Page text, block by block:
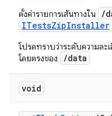
ตั้งค่ารายการเส้นทางใน /
ITestsZipInstaller
โปรดทราบว่าระดับความละ
โดยตรงของ
/data
void